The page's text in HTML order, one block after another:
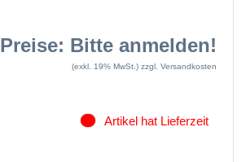
Preise: Bitte anmelden!
(exkl. 19% MwSt.) zzgl. Versandkosten
Artikel hat Lieferzeit